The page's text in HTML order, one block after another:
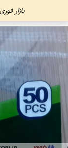
بازار